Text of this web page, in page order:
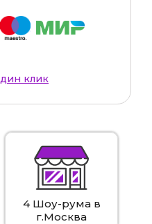
клик
4 Шоу-рума в
г.Москва